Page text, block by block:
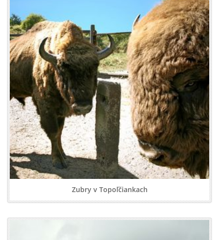
Zubry v Topoľčiankach